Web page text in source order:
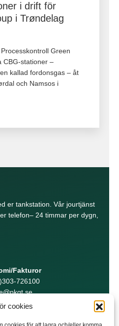
cookies
i drift för
i Trøndelag
Green
CBG‑stationer –
kallad fordonsgas – åt
och Namsos i
er tankstation. Vår jourtjänst
telefon– 24 timmar per dygn,
Fakturor
726100